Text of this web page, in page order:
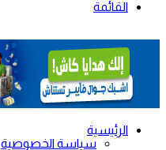
القائمة
الرئيسية
سياسة الخصوصية